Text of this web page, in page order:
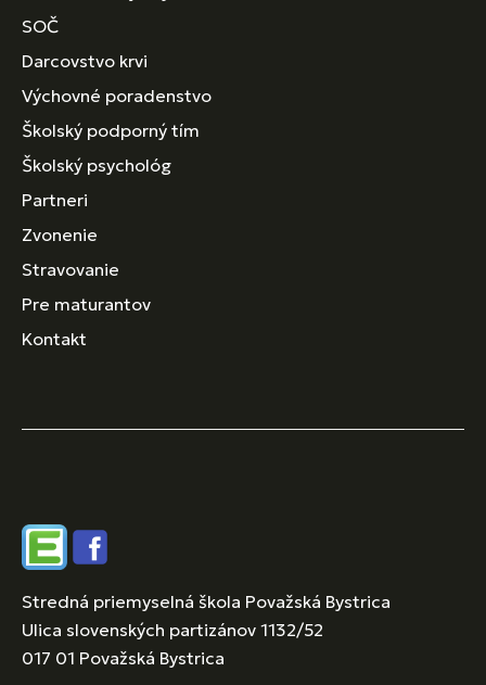
SOČ
Darcovstvo krvi
Výchovné poradenstvo
Školský podporný tím
Školský psychológ
Partneri
Zvonenie
Stravovanie
Pre maturantov
Kontakt
EdupageFacebook
Stredná priemyselná škola Považská Bystrica
Ulica slovenských partizánov 1132/52
017 01 Považská Bystrica